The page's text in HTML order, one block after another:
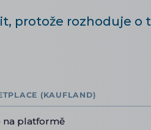
protože rozhoduje o
(KAUFLAND)
na platformě